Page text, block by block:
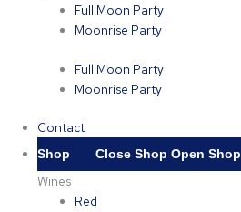
Full Moon Party
Moonrise Party
Full Moon Party
Moonrise Party
Contact
Shop Close Shop Open Shop
Wines
Red